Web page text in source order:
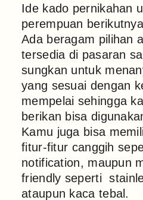
Ide kado pernikahan
perempuan
Ada beragam pilihan
tersedia di pasaran
sungkan untuk
yang sesuai dengan
mempelai sehingga
berikan bisa
Kamu juga bisa
fitur-fitur canggih
notification, maupun
friendly seperti
ataupun kaca tebal.